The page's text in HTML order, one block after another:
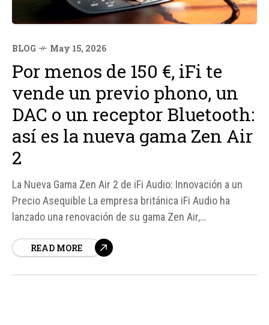
BLOG May 15, 2026
Por menos de 150 €, iFi te
vende un previo phono, un
DAC o un receptor Bluetooth:
así es la nueva gama Zen Air
2
La Nueva Gama Zen Air 2 de iFi Audio: Innovación a un
Precio Asequible La empresa británica iFi Audio ha
lanzado una renovación de su gama Zen Air,
funcionalidades de vanguardia con un tamaño compacto
READ MORE